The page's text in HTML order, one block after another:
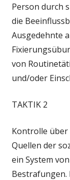
Person durch
die
Ausgedehnte
von
und/oder
TAKTIK 2
Kontrolle über
Quellen der
ein System
Bestrafungen.